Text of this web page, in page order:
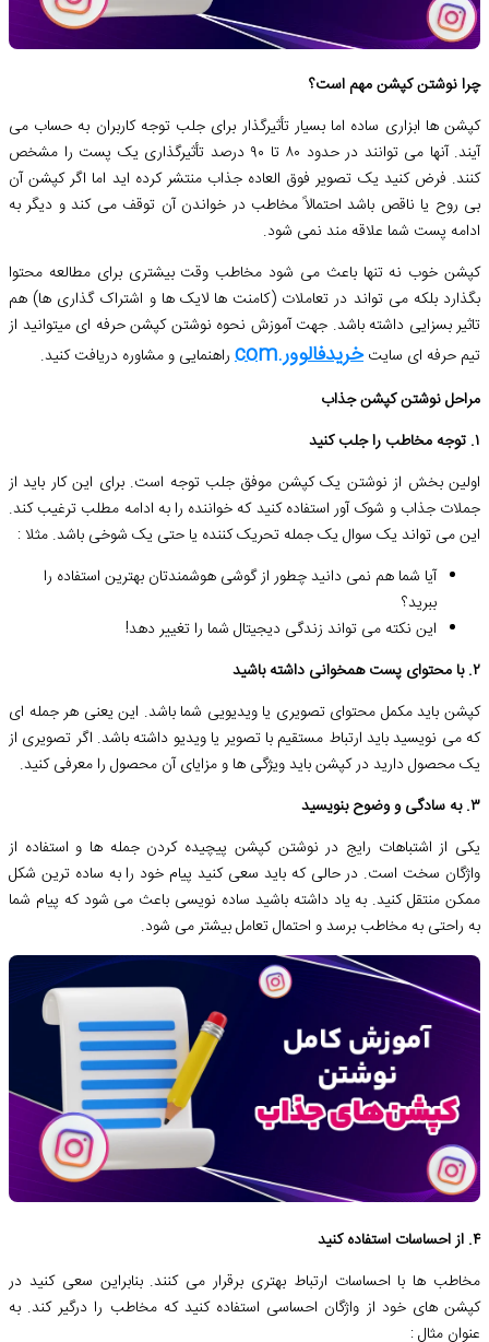
چرا نوشتن کپشن مهم است؟
کپشن ها ابزاری ساده اما بسیار تأثیرگذار برای جلب توجه کاربران به حساب می
آیند. آنها می توانند در حدود ۸۰ تا ۹۰ درصد تأثیرگذاری یک پست را مشخص
کنند. فرض کنید یک تصویر فوق العاده جذاب منتشر کرده اید اما اگر کپشن آن
بی روح یا ناقص باشد احتمالاً مخاطب در خواندن آن توقف می کند و دیگر به
ادامه پست شما علاقه مند نمی شود.
کپشن خوب نه تنها باعث می شود مخاطب وقت بیشتری برای مطالعه محتوا
بگذارد بلکه می تواند در تعاملات (کامنت ها لایک ها و اشتراک گذاری ها) هم
تاثیر بسزایی داشته باشد. جهت آموزش نحوه نوشتن کپشن حرفه ای میتوانید از
تیم حرفه ای سایتخريدفالوور.com
راهنمایی و مشاوره دریافت کنید.
مراحل نوشتن کپشن جذاب
۱. توجه مخاطب را جلب کنید
اولین بخش از نوشتن یک کپشن موفق جلب توجه است. برای این کار باید از
جملات جذاب و شوک آور استفاده کنید که خواننده را به ادامه مطلب ترغیب کند.
این می تواند یک سوال یک جمله تحریک کننده یا حتی یک شوخی باشد. مثلا :
آیا شما هم نمی دانید چطور از گوشی هوشمندتان بهترین استفاده را
ببرید؟
این نکته می تواند زندگی دیجیتال شما را تغییر دهد!
۲. با محتوای پست همخوانی داشته باشید
کپشن باید مکمل محتوای تصویری یا ویدیویی شما باشد. این یعنی هر جمله ای
که می نویسید باید ارتباط مستقیم با تصویر یا ویدیو داشته باشد. اگر تصویری از
یک محصول دارید در کپشن باید ویژگی ها و مزایای آن محصول را معرفی کنید.
۳. به سادگی و وضوح بنویسید
یکی از اشتباهات رایج در نوشتن کپشن پیچیده کردن جمله ها و استفاده از
واژگان سخت است. در حالی که باید سعی کنید پیام خود را به ساده ترین شکل
ممکن منتقل کنید. به یاد داشته باشید ساده نویسی باعث می شود که پیام شما
به راحتی به مخاطب برسد و احتمال تعامل بیشتر می شود.
۴. از احساسات استفاده کنید
مخاطب ها با احساسات ارتباط بهتری برقرار می کنند. بنابراین سعی کنید در
کپشن های خود از واژگان احساسی استفاده کنید که مخاطب را درگیر کند. به
عنوان مثال :